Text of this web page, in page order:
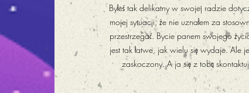
Byłeś tak delikatny w swojej radzie
mojej sytuacji, że nie uznałem za
przestrzegać. Bycie panem swojego
jest tak łatwe, jak wielu się wydaje. Ale
zaskoczony. A ja się z tobą